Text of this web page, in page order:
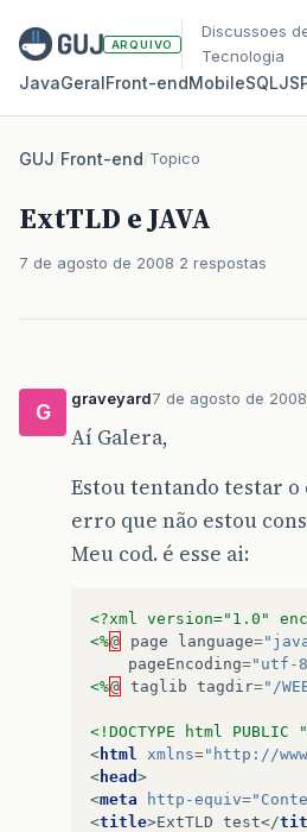
ARQUIVO
Discussoes
Tecnologia
JavaGeralFront‑endMobileSQLJS
GUJ/Front-end/Topico
ExtTLD e JAVA
7 de agosto de 2008 2 respostas
G
graveyard7 de agosto de 2008
Aí Galera,
Estou tentando testar o
erro que não estou
Meu cod. é esse ai:
<?xml version="1.0"
<%@ page language=
pageEncoding="utf-
<%@ taglib tagdir="/
<!DOCTYPE html
< html xmlns="http://
< head >
<meta http-equiv=
<title>ExtTLD test</